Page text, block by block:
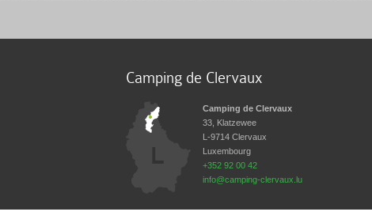
Camping de Clervaux
Camping de Clervaux
33, Klatzewee
L-9714 Clervaux
Luxembourg
+352 92 00 42
info@camping-clervaux.lu